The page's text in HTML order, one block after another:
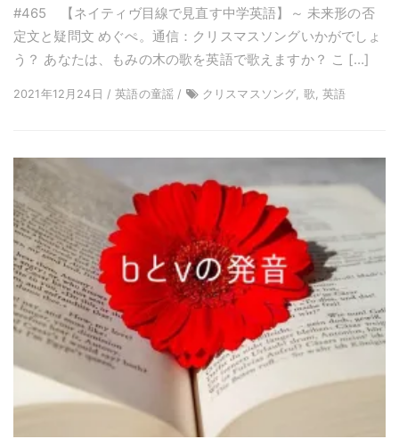
#465 【ネイティヴ目線で見直す中学英語】～ 未来形の否
定文と疑問文 めぐぺ。通信：クリスマスソングいかがでしょ
う？ あなたは、もみの木の歌を英語で歌えますか？ こ […]
2021年12月24日 / 英語の童謡 / クリスマスソング, 歌, 英語